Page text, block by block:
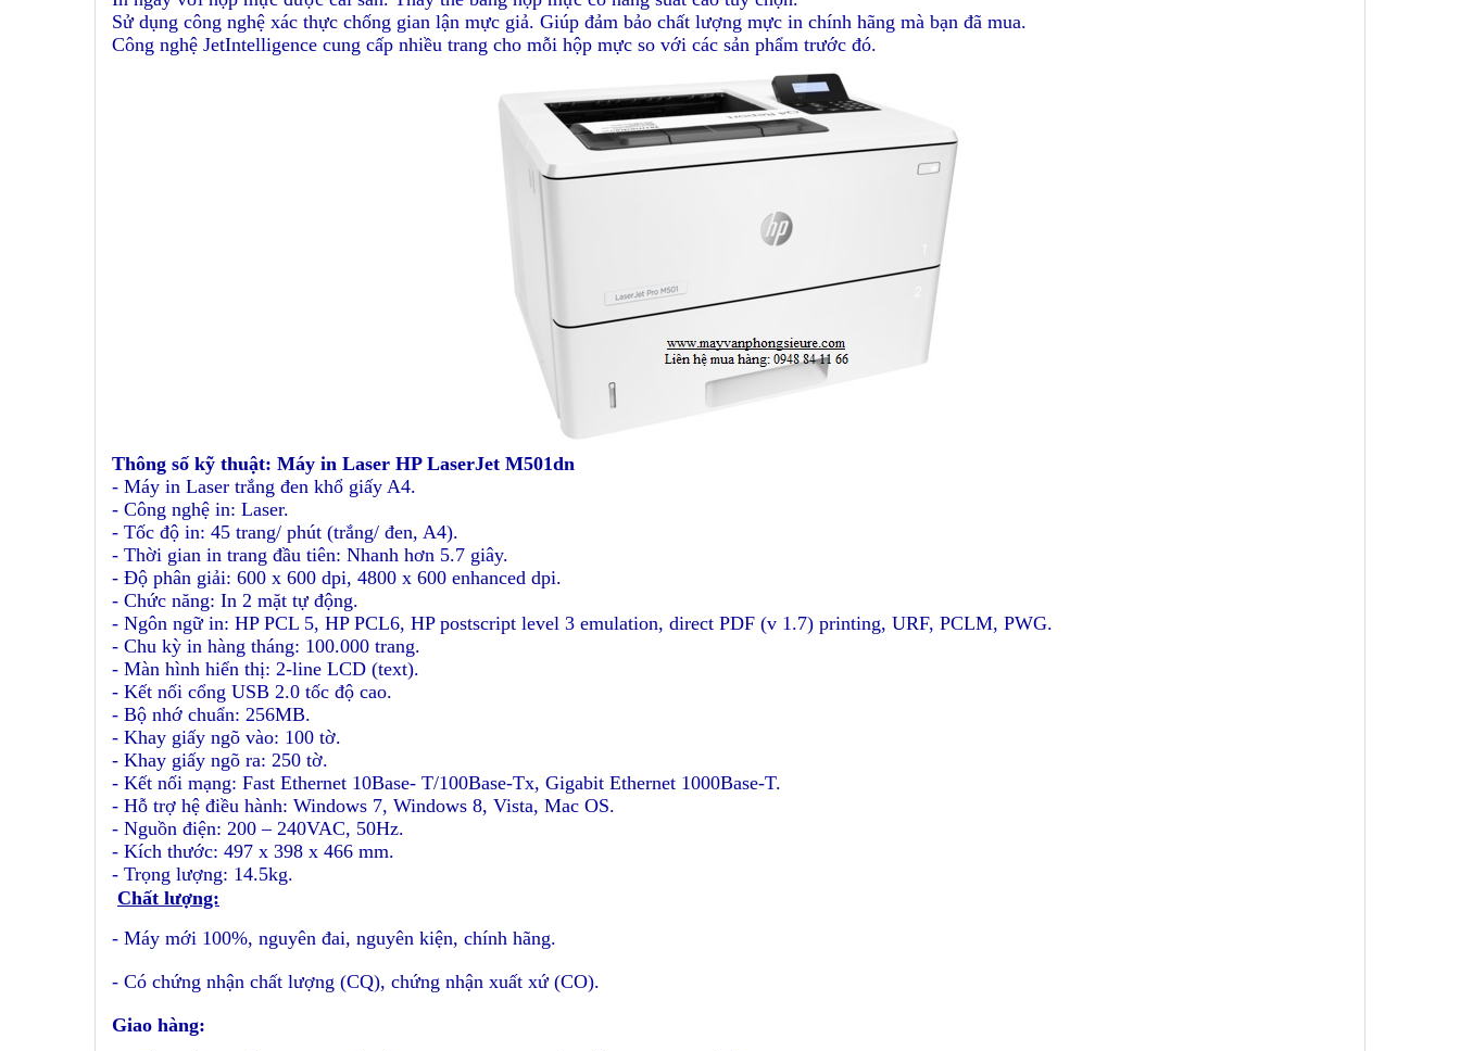
Sử dụng công nghệ xác thực chống gian lận mực giả. Giúp đảm bảo chất lượng mực in chính hãng mà bạn đã mua.
Công nghệ JetIntelligence cung cấp nhiều trang cho mỗi hộp mực so với các sản phẩm trước đó.
Thông số kỹ thuật: Máy in Laser HP LaserJet M501dn
- Máy in Laser trắng đen khổ giấy A4.
- Công nghệ in: Laser.
- Tốc độ in: 45 trang/ phút (trắng/ đen, A4).
- Thời gian in trang đầu tiên: Nhanh hơn 5.7 giây.
- Độ phân giải: 600 x 600 dpi, 4800 x 600 enhanced dpi.
- Chức năng: In 2 mặt tự động.
- Ngôn ngữ in: HP PCL 5, HP PCL6, HP postscript level 3 emulation, direct PDF (v 1.7) printing, URF, PCLM, PWG.
- Chu kỳ in hàng tháng: 100.000 trang.
- Màn hình hiển thị: 2-line LCD (text).
- Kết nối cổng USB 2.0 tốc độ cao.
- Bộ nhớ chuẩn: 256MB.
- Khay giấy ngõ vào: 100 tờ.
- Khay giấy ngõ ra: 250 tờ.
- Kết nối mạng: Fast Ethernet 10Base- T/100Base-Tx, Gigabit Ethernet 1000Base-T.
- Hỗ trợ hệ điều hành: Windows 7, Windows 8, Vista, Mac OS.
- Nguồn điện: 200 – 240VAC, 50Hz.
- Kích thước: 497 x 398 x 466 mm.
- Trọng lượng: 14.5kg.
Chất lượng:
- Máy mới 100%, nguyên đai, nguyên kiện, chính hãng.
- Có chứng nhận chất lượng (CQ), chứng nhận xuất xứ (CO).
Giao hàng: